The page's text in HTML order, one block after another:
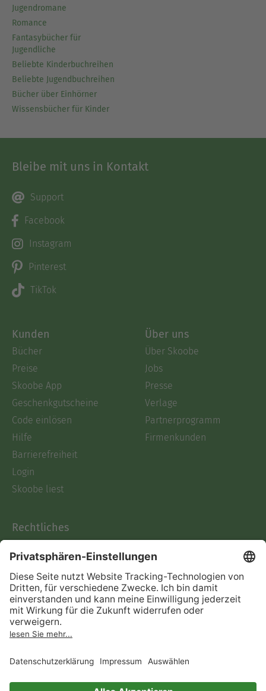
Jugendromane
Romance
Fantasybücher für
Jugendliche
Beliebte Kinderbuchreihen
Beliebte Jugendbuchreihen
Bücher über Einhörner
Wissensbücher für Kinder
Bleibe mit uns in Kontakt
Support
Facebook
Instagram
Pinterest
TikTok
Kunden
Bücher
Preise
Skoobe App
Geschenkgutscheine
Code einlösen
Hilfe
Barrierefreiheit
Login
Skoobe liest
Über uns
Über Skoobe
Jobs
Presse
Verlage
Partnerprogramm
Firmenkunden
Rechtliches
AGB
Informationen nach Data
Act
Verträge hier kündigen
Impressum